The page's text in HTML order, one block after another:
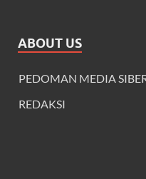
ABOUT US
PEDOMAN MEDIA
REDAKSI